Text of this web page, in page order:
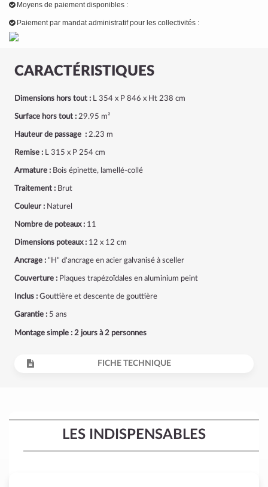
CARACTÉRISTIQUES
Dimensions hors tout : L 354 x P 846 x Ht 238 cm
Surface hors tout : 29.95 m²
Hauteur de passage : 2.23 m
Remise : L 315 x P 254 cm
Armature : Bois épinette, lamellé-collé
Traitement : Brut
Couleur : Naturel
Nombre de poteaux : 11
Dimensions poteaux : 12 x 12 cm
Ancrage : "H" d'ancrage en acier galvanisé à sceller
Couverture : Plaques trapézoïdales en aluminium peint
Inclus : Gouttière et descente de gouttière
Garantie : 5 ans
Montage simple : 2 jours à 2 personnes
FICHE TECHNIQUE
Moyens de paiement disponibles :
Paiement par mandat administratif pour les collectivités :
LES INDISPENSABLES